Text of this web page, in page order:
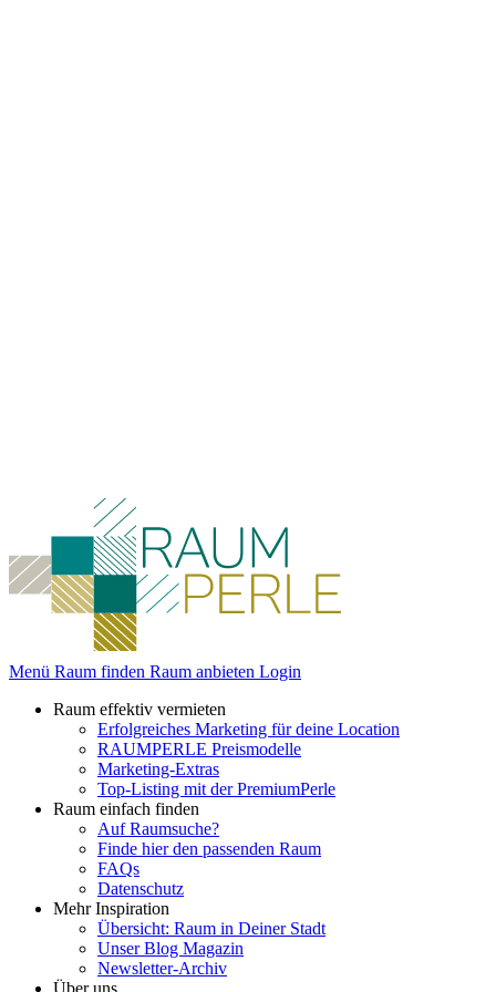
Menü Raum finden Raum anbieten Login
Raum effektiv vermieten
Erfolgreiches Marketing für deine Location
RAUMPERLE Preismodelle
Marketing-Extras
Top-Listing mit der PremiumPerle
Raum einfach finden
Auf Raumsuche?
Finde hier den passenden Raum
FAQs
Datenschutz
Mehr Inspiration
Übersicht: Raum in Deiner Stadt
Unser Blog Magazin
Newsletter-Archiv
Über uns